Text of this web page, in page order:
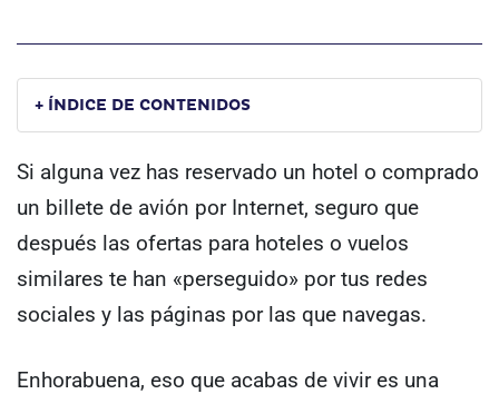
+ ÍNDICE DE CONTENIDOS
Si alguna vez has reservado un hotel o comprado
un billete de avión por Internet, seguro que
después las ofertas para hoteles o vuelos
similares te han «perseguido» por tus redes
sociales y las páginas por las que navegas.
Enhorabuena, eso que acabas de vivir es una